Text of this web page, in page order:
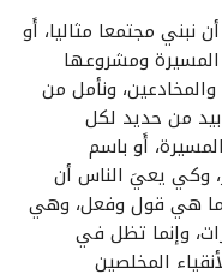
نبني مجتمعا مثاليا، أَو
ومشروعها
ونأمل من
من حديد لكل
أَو باسم
وكي يعيَ الناس أن
هي قول وفعل، وهي
وإنما تظل في
المخلصين